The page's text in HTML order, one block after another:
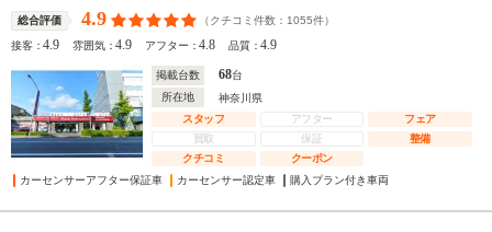
総合評価 4.9 （クチコミ件数： 1055件）
接客：4.9 雰囲気：4.9 アフター：4.8 品質：4.9
掲載台数 68台
所在地
神奈川県
スタッフ
アフター
フェア
買取
保証
整備
クチコミ
クーポン
カーセンサーアフター保証車
カーセンサー認定車 購入プラン付き車両